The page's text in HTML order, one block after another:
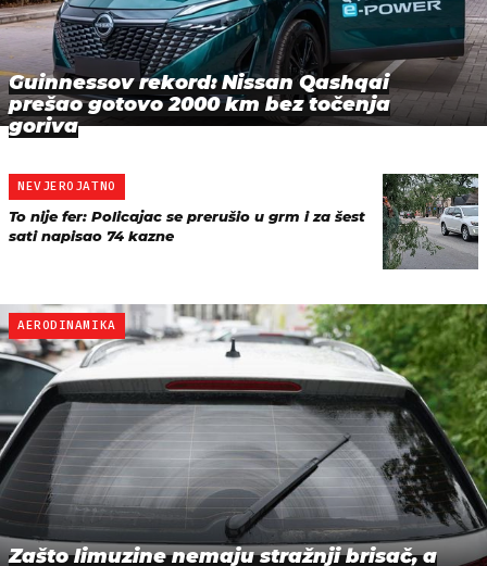
Guinnessov rekord: Nissan Qashqai
prešao gotovo 2000 km bez točenja
goriva
NEVJEROJATNO
To nije fer: Policajac se prerušio u grm i za šest
sati napisao 74 kazne
AERODINAMIKA
Zašto limuzine nemaju stražnji brisač, a